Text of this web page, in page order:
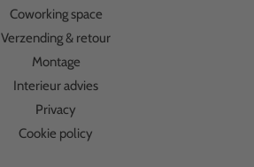
Coworking space
Verzending & retour
Montage
Interieur advies
Privacy
Cookie policy